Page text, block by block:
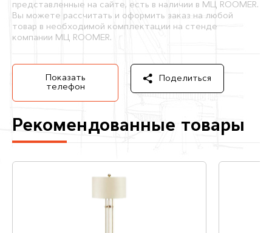
представленные на сайте, есть в наличии в МЦ ROOMER.
Вы можете рассчитать и оформить заказ на любой
товар в необходимой комплектации на стенде
компании МЦ ROOMER.
Показать
телефон
Поделиться
Рекомендованные товары